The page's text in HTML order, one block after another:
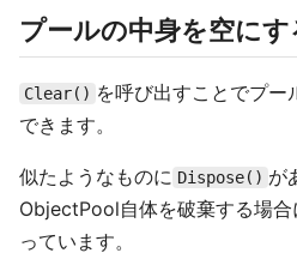
プールの中身を空にす
Clear() を呼び出すことでプ
できます。
似たようなものに Dispose() が
ObjectPool自体を破棄する場
っています。